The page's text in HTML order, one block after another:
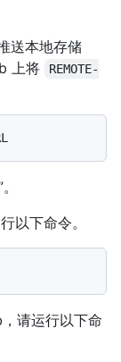
送本地存储
上将
REMOTE-
以下命令。
请运行以下命